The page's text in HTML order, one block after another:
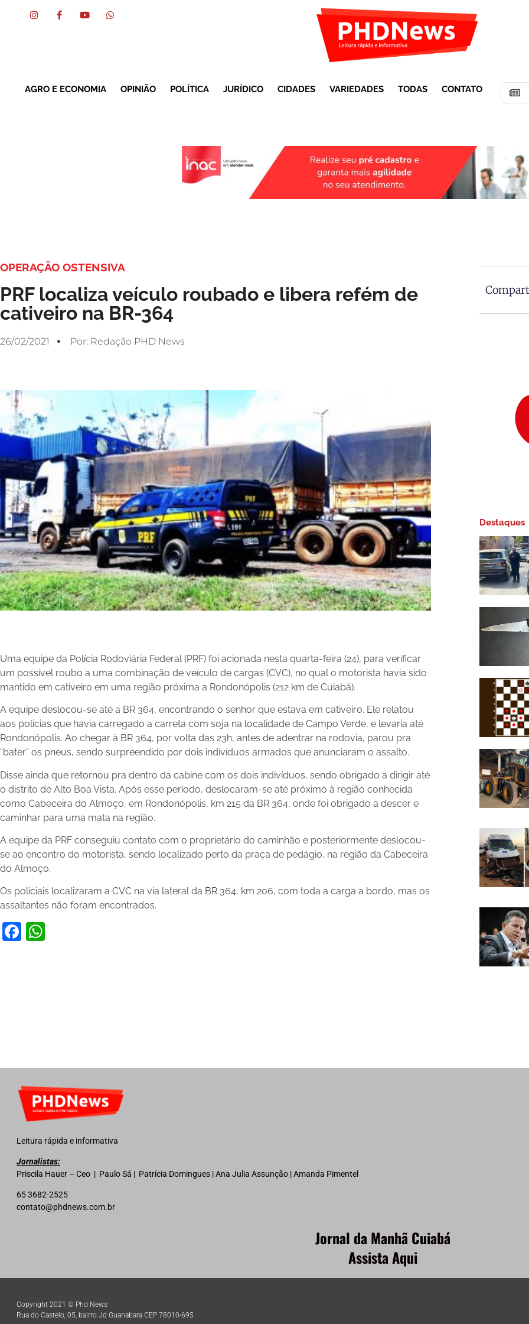
AGRO E ECONOMIA OPINIÃO POLÍTICA JURÍDICO CIDADES VARIEDADES TODAS CONTATO
OPERAÇÃO OSTENSIVA
PRF localiza veículo roubado e libera refém de
cativeiro na BR-364
26/02/2021 Por: Redação PHD News
Uma equipe da Polícia Rodoviária Federal (PRF) foi acionada nesta quarta-feira (24), para verificar
um possível roubo a uma combinação de veículo de cargas (CVC), no qual o motorista havia sido
mantido em cativeiro em uma região próxima a Rondonópolis (212 km de Cuiabá).
A equipe deslocou-se até a BR 364, encontrando o senhor que estava em cativeiro. Ele relatou
aos policias que havia carregado a carreta com soja na localidade de Campo Verde, e levaria até
Rondonópolis. Ao chegar à BR 364, por volta das 23h, antes de adentrar na rodovia, parou pra
“bater” os pneus, sendo surpreendido por dois indivíduos armados que anunciaram o assalto.
Disse ainda que retornou pra dentro da cabine com os dois indivíduos, sendo obrigado a dirigir até
o distrito de Alto Boa Vista. Após esse período, deslocaram-se até próximo à região conhecida
como Cabeceira do Almoço, em Rondonópolis, km 215 da BR 364, onde foi obrigado a descer e
caminhar para uma mata na região.
A equipe da PRF conseguiu contato com o proprietário do caminhão e posteriormente deslocou-
se ao encontro do motorista, sendo localizado perto da praça de pedágio, na região da Cabeceira
do Almoço.
Os policiais localizaram a CVC na via lateral da BR 364, km 206, com toda a carga a bordo, mas os
assaltantes não foram encontrados.
Facebook
Destaques
Leitura rápida e informativa
Jornalistas:
Priscila Hauer – Ceo | Paulo Sá | Patrícia Domingues | Ana Julia Assunção | Amanda Pimentel
65 3682-2525
contato@phdnews.com.br
Jornal da Manhã Cuiabá
Assista Aqui
Copyright 2021 © Phd News
Rua do Castelo, 05, bairro Jd Guanabara CEP 78010-695